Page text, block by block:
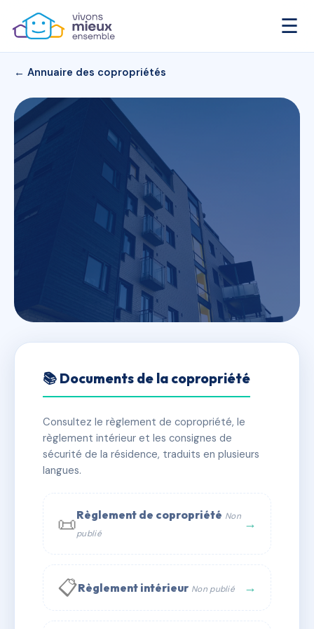
☰
← Annuaire des copropriétés
111 RUE DE CHARONNE
⚠ IMMATRICULEE_RATTACHEMENT_EXPIRE
🏠 36 lots
🏗 1 bâtiment(s)
📞 Contacter Syndic Digital 💬 WhatsApp
✉ Email
📚 Documents de la copropriété
Consultez le règlement de copropriété, le
règlement intérieur et les consignes de
sécurité de la résidence, traduits en plusieurs
langues.
📜Règlement de copropriété Non
publié
→
📋Règlement intérieur Non publié →